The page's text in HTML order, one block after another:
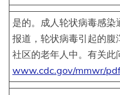
是的。成人轮状病毒感
报道，轮状病毒引起的
社区的老年人中。有关
www.cdc.gov/mmwr/